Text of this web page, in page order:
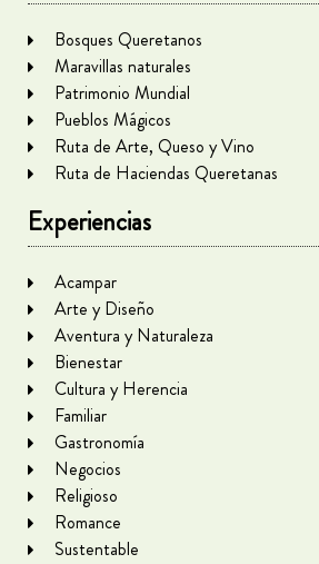
Bosques Queretanos
Maravillas naturales
Patrimonio Mundial
Pueblos Mágicos
Ruta de Arte, Queso y Vino
Ruta de Haciendas Queretanas
Experiencias
Acampar
Arte y Diseño
Aventura y Naturaleza
Bienestar
Cultura y Herencia
Familiar
Gastronomía
Negocios
Religioso
Romance
Sustentable